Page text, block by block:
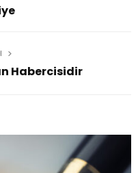
Habercisidir